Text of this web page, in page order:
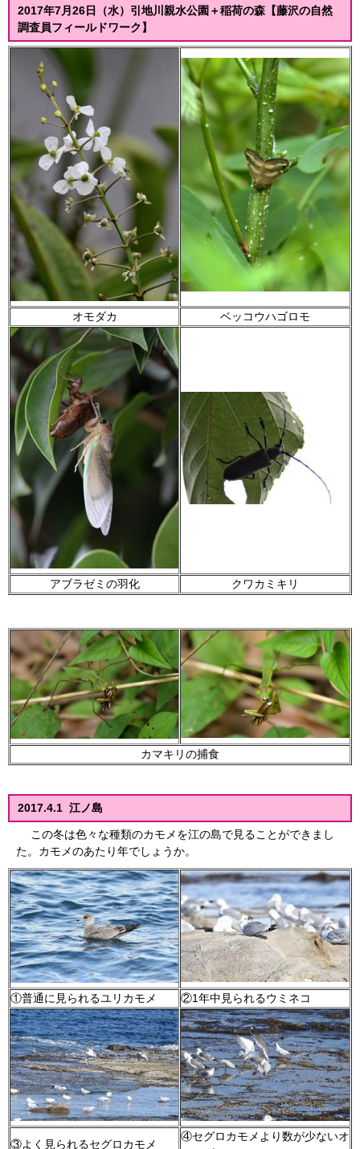
2017年7月26日（水）引地川親水公園＋稲荷の森【藤沢の自然
調査員フィールドワーク】
オモダカ ベッコウハゴロモ
アブラゼミの羽化 クワカミキリ
カマキリの捕食
2017.4.1 江ノ島
この冬は色々な種類のカモメを江の島で見ることができまし
た。カモメのあたり年でしょうか。
①普通に見られるユリカモメ ②1年中見られるウミネコ
③よく見られるセグロカモメ
④セグロカモメより数が少ないオ